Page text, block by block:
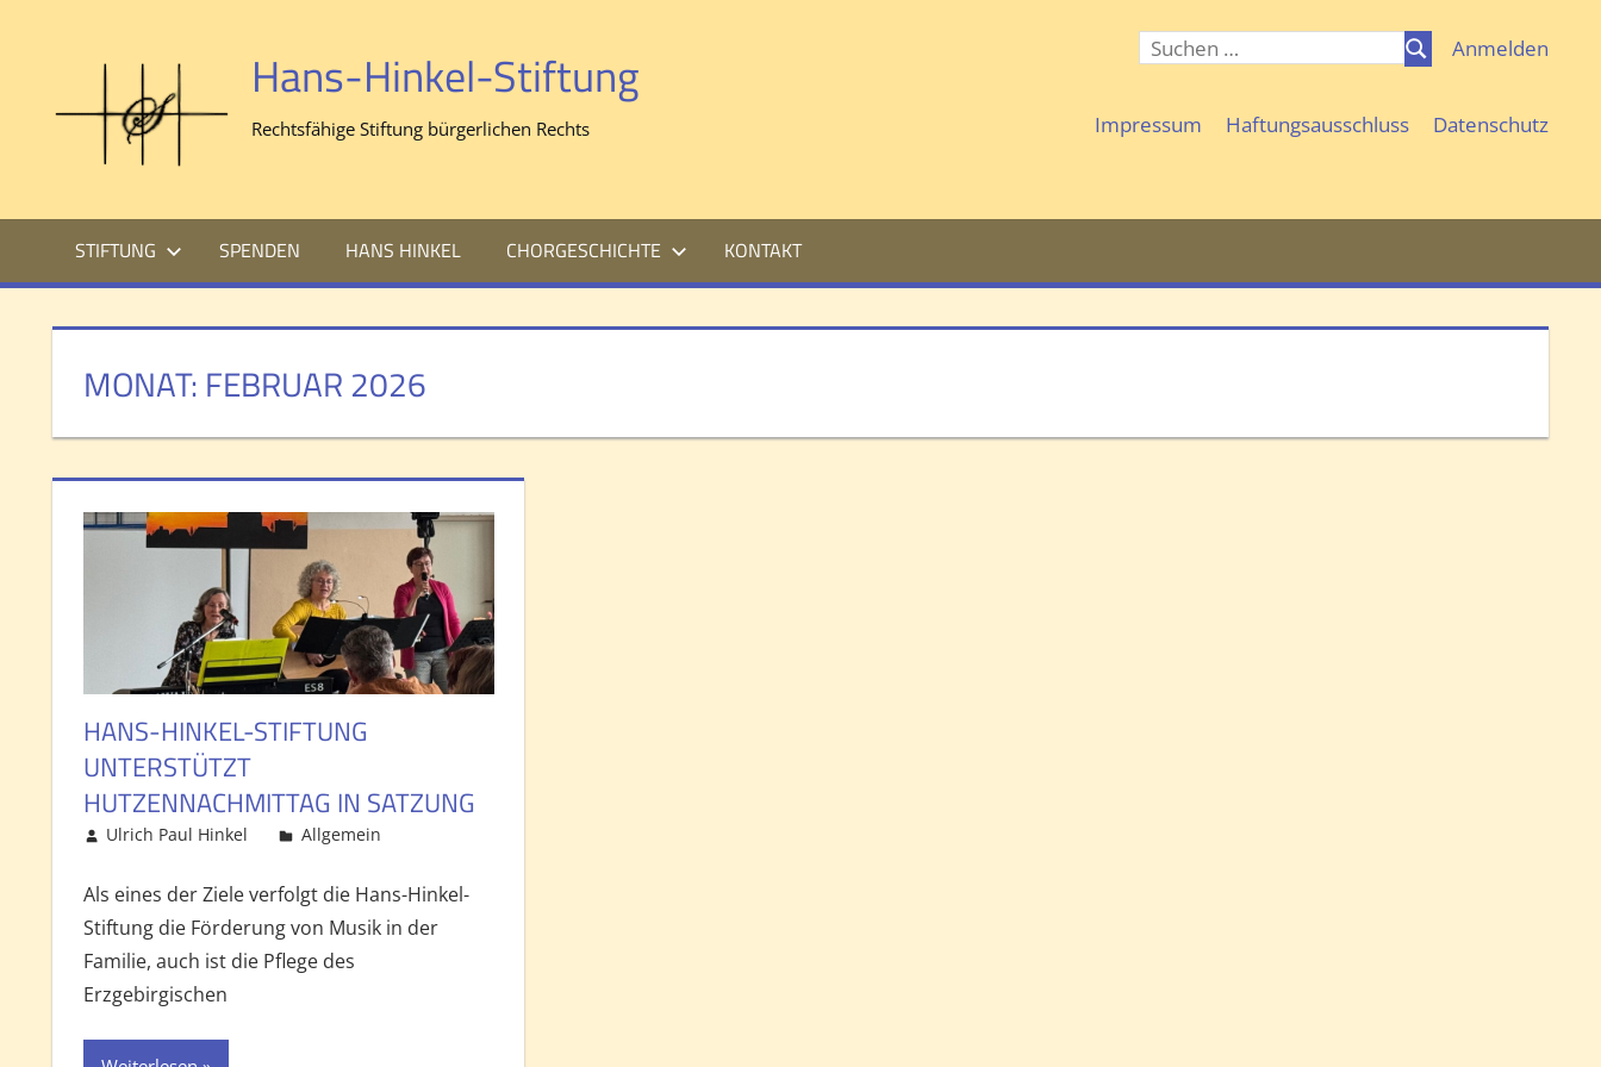
Hans-Hinkel-Stiftung
Rechtsfähige Stiftung bürgerlichen Rechts
Anmelden
Suchen
Suchen
Impressum Haftungsausschluss Datenschutz
STIFTUNG SPENDEN HANS HINKEL CHORGESCHICHTE KONTAKT
MONAT: FEBRUAR 2026
HANS-HINKEL-STIFTUNG
UNTERSTÜTZT
HUTZENNACHMITTAG IN SATZUNG
Ulrich Paul Hinkel Allgemein
Als eines der Ziele verfolgt die Hans-Hinkel-
Stiftung die Förderung von Musik in der
Familie, auch ist die Pflege des
Erzgebirgischen